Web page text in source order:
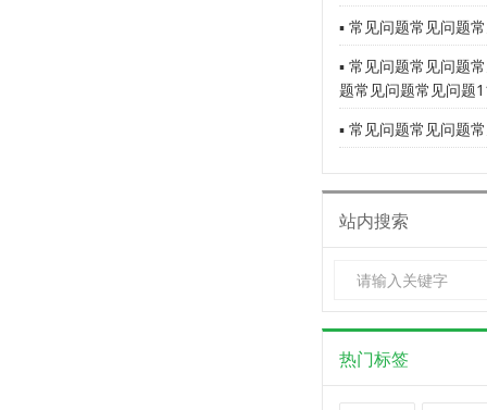
▪ 常见问题常见问题
▪ 常见问题常见问题
题常见问题常见问题
▪ 常见问题常见问题
站内搜索
热门标签